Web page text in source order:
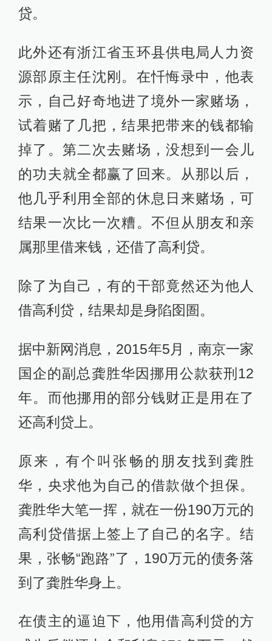
贷。
此外还有浙江省玉环县供电局人力资
源部原主任沈刚。在忏悔录中，他表
示，自己好奇地进了境外一家赌场，
试着赌了几把，结果把带来的钱都输
掉了。第二次去赌场，没想到一会儿
的功夫就全都赢了回来。从那以后，
他几乎利用全部的休息日来赌场，可
结果一次比一次糟。不但从朋友和亲
属那里借来钱，还借了高利贷。
除了为自己，有的干部竟然还为他人
借高利贷，结果却是身陷囹圄。
据中新网消息，2015年5月，南京一家
国企的副总龚胜华因挪用公款获刑12
年。而他挪用的部分钱财正是用在了
还高利贷上。
原来，有个叫张畅的朋友找到龚胜
华，央求他为自己的借款做个担保。
龚胜华大笔一挥，就在一份190万元的
高利贷借据上签上了自己的名字。结
果，张畅“跑路”了，190万元的债务落
到了龚胜华身上。
在债主的逼迫下，他用借高利贷的方